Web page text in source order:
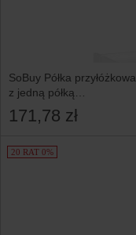
SoBuy Półka przyłóżkowa
z jedną półką
Biały 36x25x8.5cm
Nowoczesny NKD01-W
171,78 zł
20 RAT 0%